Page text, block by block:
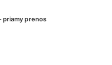
priamy prenos